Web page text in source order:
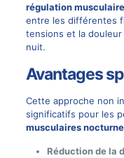
régulation musculaire
entre les différentes
tensions et la
nuit.
Avantages
Cette approche non
significatifs pour les
musculaires
Réduction de la